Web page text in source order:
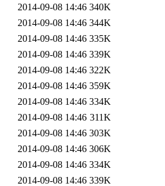
2014-09-08 14:46 340K
2014-09-08 14:46 344K
2014-09-08 14:46 335K
2014-09-08 14:46 339K
2014-09-08 14:46 322K
2014-09-08 14:46 359K
2014-09-08 14:46 334K
2014-09-08 14:46 311K
2014-09-08 14:46 303K
2014-09-08 14:46 306K
2014-09-08 14:46 334K
2014-09-08 14:46 339K